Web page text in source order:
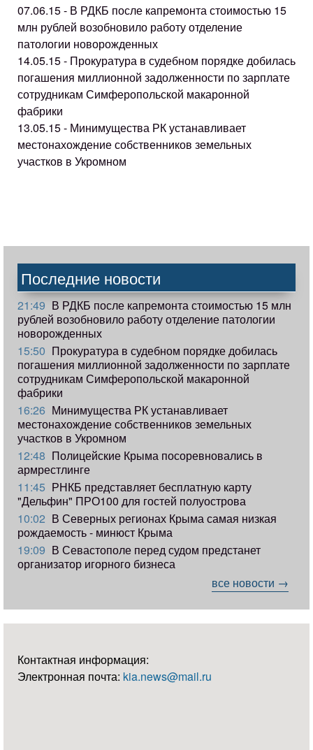
07.06.15 - В РДКБ после капремонта стоимостью 15
млн рублей возобновило работу отделение
патологии новорожденных
14.05.15 - Прокуратура в судебном порядке добилась
погашения миллионной задолженности по зарплате
сотрудникам Симферопольской макаронной
фабрики
13.05.15 - Минимущества РК устанавливает
местонахождение собственников земельных
участков в Укромном
Последние новости
21:49 В РДКБ после капремонта стоимостью 15 млн
рублей возобновило работу отделение патологии
новорожденных
15:50 Прокуратура в судебном порядке добилась
погашения миллионной задолженности по зарплате
сотрудникам Симферопольской макаронной
фабрики
16:26 Минимущества РК устанавливает
местонахождение собственников земельных
участков в Укромном
12:48 Полицейские Крыма посоревновались в
армрестлинге
11:45 РНКБ представляет бесплатную карту
"Дельфин" ПРО100 для гостей полуострова
10:02 В Северных регионах Крыма самая низкая
рождаемость - минюст Крыма
19:09 В Севастополе перед судом предстанет
организатор игорного бизнеса
все новости →
Контактная информация:
Электронная почта: kia.news@mail.ru